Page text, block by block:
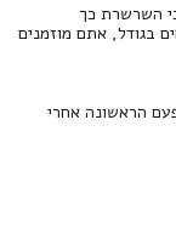
השרשרת כך
בגודל, אתם מוזמנים
הראשונה אחרי